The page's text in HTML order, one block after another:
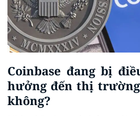
Coinbase đang bị
hưởng đến thị
không?